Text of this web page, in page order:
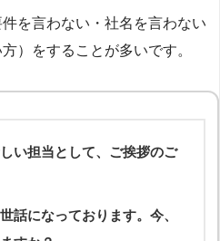
を言わない・社名を言わない
）をすることが多いです。
い担当として、ご挨拶のご
話になっております。今、